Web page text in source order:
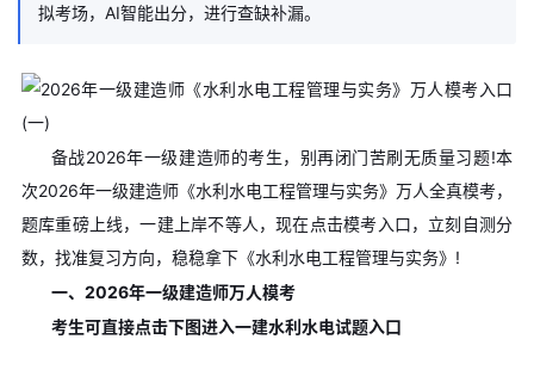
拟考场，AI智能出分，进行查缺补漏。
备战2026年一级建造师的考生，别再闭门苦刷无质量习题!本
次2026年一级建造师《水利水电工程管理与实务》万人全真模考，
题库重磅上线，一建上岸不等人，现在点击模考入口，立刻自测分
数，找准复习方向，稳稳拿下《水利水电工程管理与实务》!
一、2026年一级建造师万人模考
考生可直接点击下图进入一建水利水电试题入口